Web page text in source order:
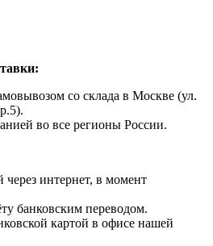
со склада в Москве (ул.
во все регионы России.
через интернет, в момент
банковским переводом.
картой в офисе нашей